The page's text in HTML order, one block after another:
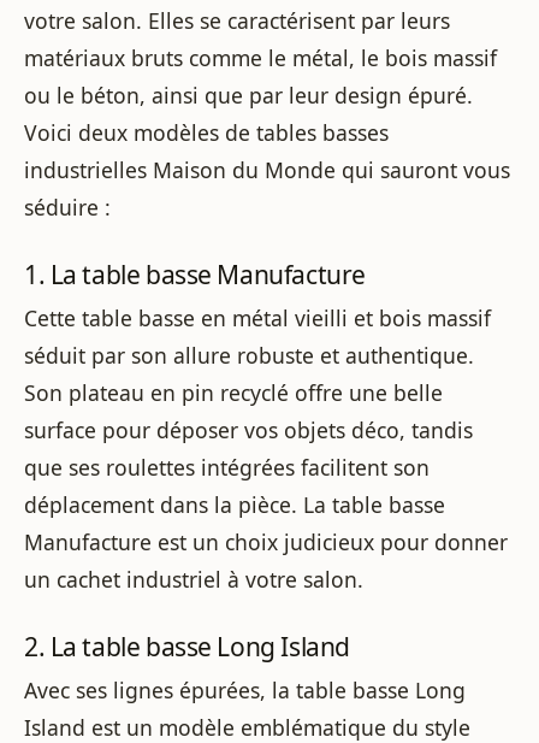
votre salon. Elles se caractérisent par leurs
matériaux bruts comme le métal, le bois massif
ou le béton, ainsi que par leur design épuré.
Voici deux modèles de tables basses
industrielles Maison du Monde qui sauront vous
séduire :
1. La table basse Manufacture
Cette table basse en métal vieilli et bois massif
séduit par son allure robuste et authentique.
Son plateau en pin recyclé offre une belle
surface pour déposer vos objets déco, tandis
que ses roulettes intégrées facilitent son
déplacement dans la pièce. La table basse
Manufacture est un choix judicieux pour donner
un cachet industriel à votre salon.
2. La table basse Long Island
Avec ses lignes épurées, la table basse Long
Island est un modèle emblématique du style